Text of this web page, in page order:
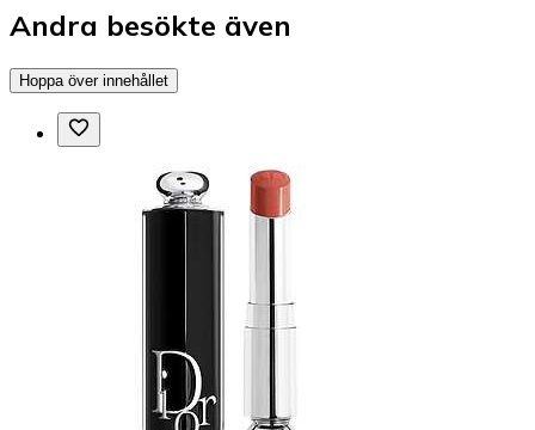
Andra besökte även
Hoppa över innehållet